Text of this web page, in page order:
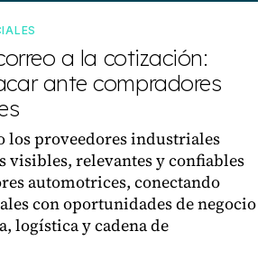
a la cotización:
ante compradores
los proveedores industriales
visibles, relevantes y confiables
automotrices, conectando
con oportunidades de negocio
logística y cadena de